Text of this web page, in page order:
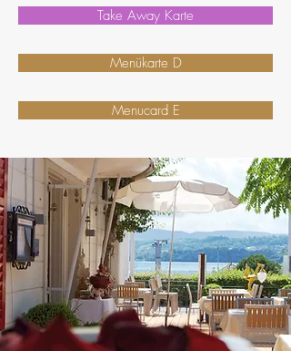
Take Away Karte
Menükarte D
Menucard E